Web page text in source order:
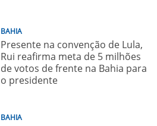
BAHIA
Presente na convenção de Lula,
Rui reafirma meta de 5 milhões
de votos de frente na Bahia para
o presidente
BAHIA